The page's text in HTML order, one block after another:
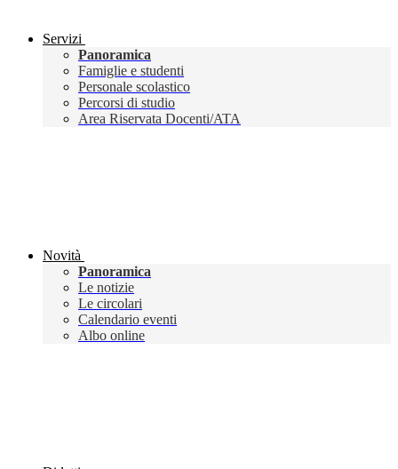
Servizi
Panoramica
Famiglie e studenti
Personale scolastico
Percorsi di studio
Area Riservata Docenti/ATA
Novità
Panoramica
Le notizie
Le circolari
Calendario eventi
Albo online